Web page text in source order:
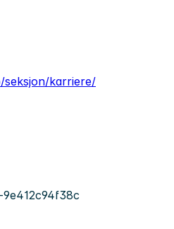
seksjon/karriere/